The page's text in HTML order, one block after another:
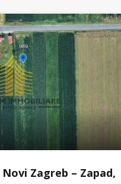
Zagreb – Zapad,